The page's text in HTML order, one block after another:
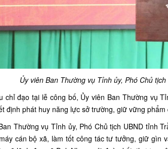
Ủy viên Ban Thường vụ Tỉnh ủy, Phó Chủ
chỉ đạo tại lễ công bố, Ủy viên Ban Thường vụ
định phát huy năng lực sở trường, giữ vững
Thường vụ Tỉnh ủy, Phó Chủ tịch UBND tỉnh
cán bộ xã, làm tốt công tác tư tưởng, giữ gìn